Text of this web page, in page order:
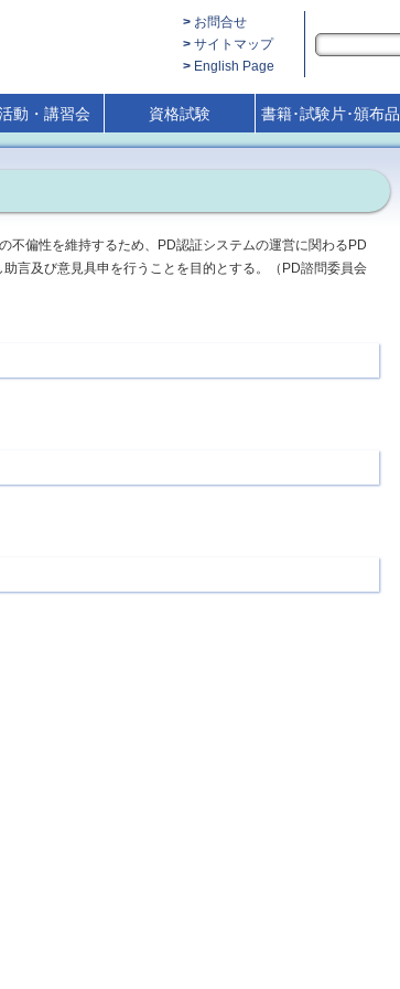
お問合せ
サイトマップ
English Page
動・講習会 資格試験 書籍･試験片･頒布品
不偏性を維持するため、PD認証システムの運営に関わるPD
言及び意見具申を行うことを目的とする。（PD諮問委員会